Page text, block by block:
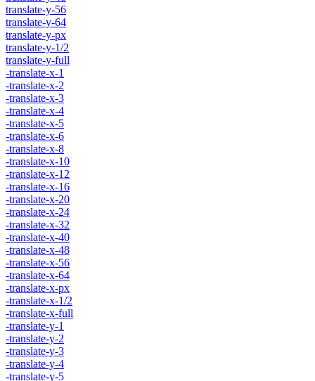
translate-y-56
translate-y-64
translate-y-px
translate-y-1/2
translate-y-full
-translate-x-1
-translate-x-2
-translate-x-3
-translate-x-4
-translate-x-5
-translate-x-6
-translate-x-8
-translate-x-10
-translate-x-12
-translate-x-16
-translate-x-20
-translate-x-24
-translate-x-32
-translate-x-40
-translate-x-48
-translate-x-56
-translate-x-64
-translate-x-px
-translate-x-1/2
-translate-x-full
-translate-y-1
-translate-y-2
-translate-y-3
-translate-y-4
-translate-y-5